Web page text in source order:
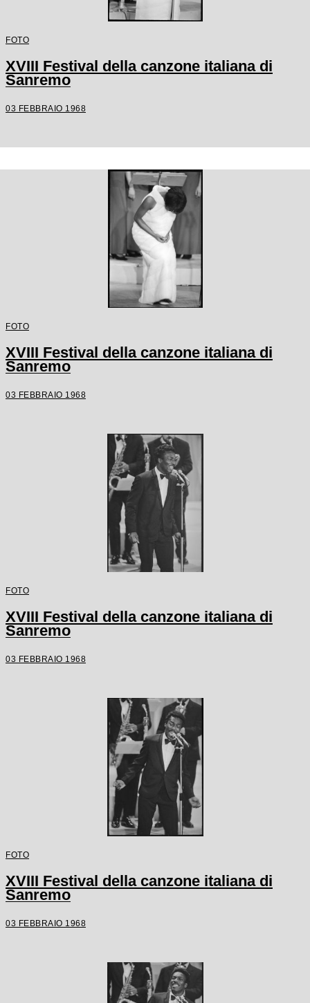
FOTO
XVIII Festival della canzone italiana di
Sanremo
03 FEBBRAIO 1968
FOTO
XVIII Festival della canzone italiana di
Sanremo
03 FEBBRAIO 1968
FOTO
XVIII Festival della canzone italiana di
Sanremo
03 FEBBRAIO 1968
FOTO
XVIII Festival della canzone italiana di
Sanremo
03 FEBBRAIO 1968